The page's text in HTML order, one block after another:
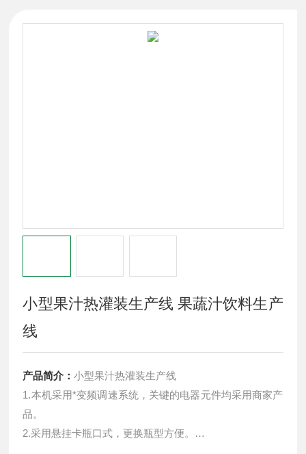
小型果汁热灌装生产线 果蔬汁饮料生产
线
产品简介：小型果汁热灌装生产线
1.本机采用*变频调速系统，关键的电器元件均采用商家产
品。
2.采用悬挂卡瓶口式，更换瓶型方便。